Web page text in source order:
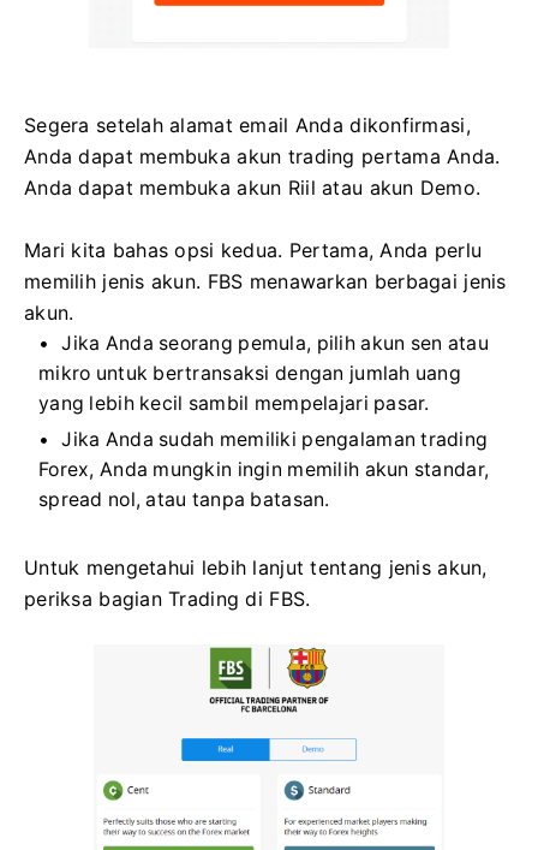
Segera setelah alamat email Anda dikonfirmasi,
Anda dapat membuka akun trading pertama Anda.
Anda dapat membuka akun Riil atau akun Demo.
Mari kita bahas opsi kedua. Pertama, Anda perlu
memilih jenis akun. FBS menawarkan berbagai jenis
akun.
Jika Anda seorang pemula, pilih akun sen atau
mikro untuk bertransaksi dengan jumlah uang
yang lebih kecil sambil mempelajari pasar.
Jika Anda sudah memiliki pengalaman trading
Forex, Anda mungkin ingin memilih akun standar,
spread nol, atau tanpa batasan.
Untuk mengetahui lebih lanjut tentang jenis akun,
periksa bagian Trading di FBS.